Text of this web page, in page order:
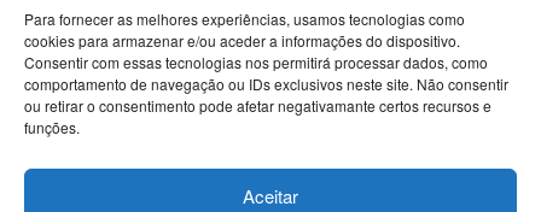
Para fornecer as melhores experiências, usamos tecnologias como
cookies para armazenar e/ou aceder a informações do dispositivo.
Consentir com essas tecnologias nos permitirá processar dados, como
comportamento de navegação ou IDs exclusivos neste site. Não consentir
ou retirar o consentimento pode afetar negativamante certos recursos e
funções.
Aceitar
Bem-vindo à nossa plataforma dedicada a
apaixonados por tecnologia! Aqui, você encontrará
as últimas novidades sobre celulares, computadores
e uma gama diversificada de dispositivos eletrônicos.
atualizadas, análises detalhadas e tutoriais passo a
passo para ajudá-lo a navegar no universo